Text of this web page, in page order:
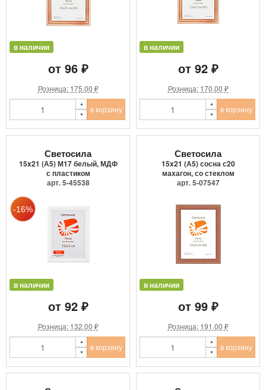
в наличии
от 96 ₽
Розница: 175.00 ₽
в корзину
в наличии
от 92 ₽
Розница: 170.00 ₽
в корзину
Светосила
15x21 (А5) М17 белый, МДФ
с пластиком
арт. 5-45538
в наличии
от 92 ₽
Розница: 132.00 ₽
в корзину
Светосила
15x21 (А5) сосна с20
махагон, со стеклом
арт. 5-07547
в наличии
от 99 ₽
Розница: 191.00 ₽
в корзину